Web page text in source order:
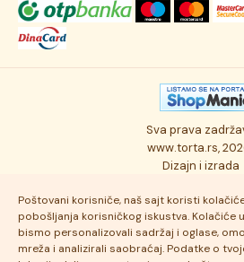
Poštovani korisniče, naš sajt koristi
pobošljanja korisničkog iskustva. Kolačiće
bismo personalizovali sadržaj i oglase,
mreža i analizirali saobraćaj. Podatke o
Torta klasici
Osmisli tortu
Ukusi torti
Dostava robe
Autorska
Politika
Najčešće postavljana
Novosti
Posao
Kontakt
Sva prava
www.torta.rs,
Dizajn i izrada